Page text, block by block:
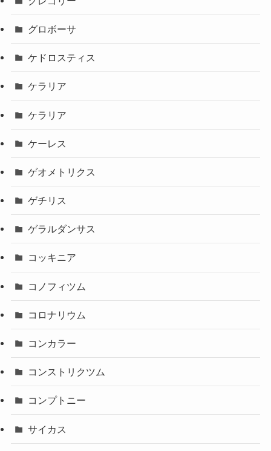
グロボーサ
ケドロスティス
ケラリア
ケラリア
ケーレス
ゲオメトリクス
ゲチリス
ゲラルダンサス
コッキニア
コノフィツム
コロナリウム
コンカラー
コンストリクツム
コンプトニー
サイカス